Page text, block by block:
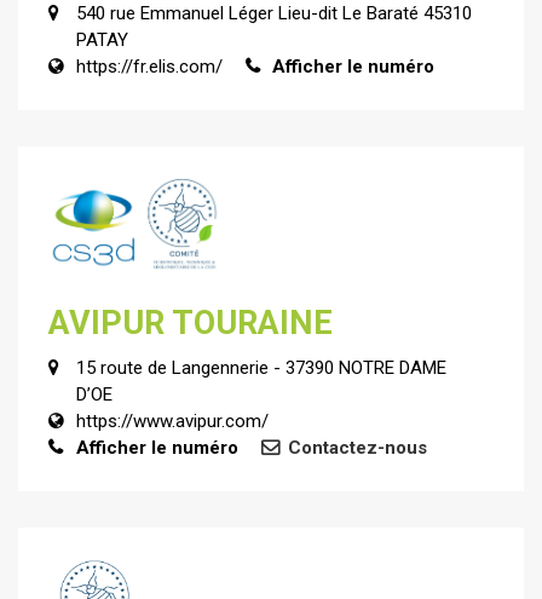
540 rue Emmanuel Léger Lieu-dit Le Baraté 45310
PATAY
https://fr.elis.com/
Afficher le numéro
AVIPUR TOURAINE
15 route de Langennerie - 37390 NOTRE DAME
D’OE
https://www.avipur.com/
Afficher le numéro
Contactez-nous